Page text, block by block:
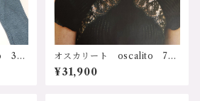
341
然
オスカリート oscalito 770
1 イタリア インポート 輸
入下着 FILO SCOZIA コッ
¥31,900